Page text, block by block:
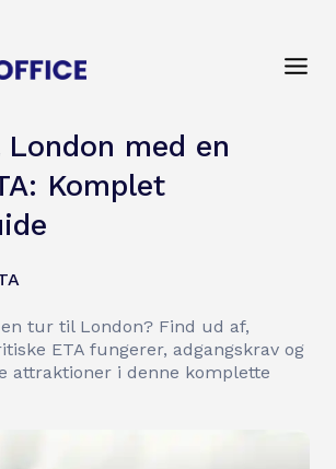
med en
Komplet
tur til London? Find ud af,
ETA fungerer, adgangskrav og
attraktioner i denne komplette